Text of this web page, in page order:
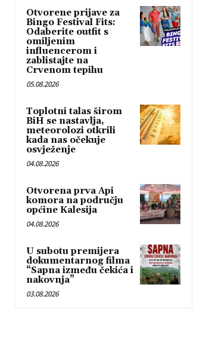
Otvorene prijave za
Bingo Festival Fits:
Odaberite outfit s
omiljenim
influencerom i
zablistajte na
Crvenom tepihu
05.08.2026
Toplotni talas širom
BiH se nastavlja,
meteorolozi otkrili
kada nas očekuje
osvježenje
04.08.2026
Otvorena prva Api
komora na području
općine Kalesija
04.08.2026
U subotu premijera
dokumentarnog filma
“Sapna između čekića i
nakovnja”
03.08.2026